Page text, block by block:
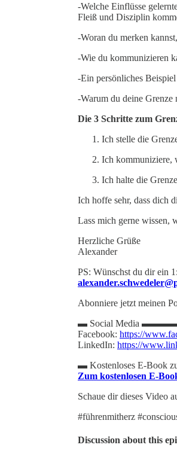
-Welche Einflüsse
Fleiß und Disziplin
-Woran du merken
-Wie du kommunizieren
-Ein persönliches
-Warum du deine Grenze
Die 3 Schritte zum
Ich stelle die
Ich kommuniziere,
Ich halte die
Ich hoffe sehr, dass dich
Lass mich gerne wissen,
Herzliche Grüße
Alexander
PS: Wünschst du dir ein
Abonniere jetzt meinen
▬ Social Media
Facebook: https://
LinkedIn: https://
▬ Kostenloses E-
Zum kostenlosen E-
Schaue dir dieses Video
#führenmitherz
Discussion about this